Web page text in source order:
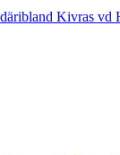
Kivras